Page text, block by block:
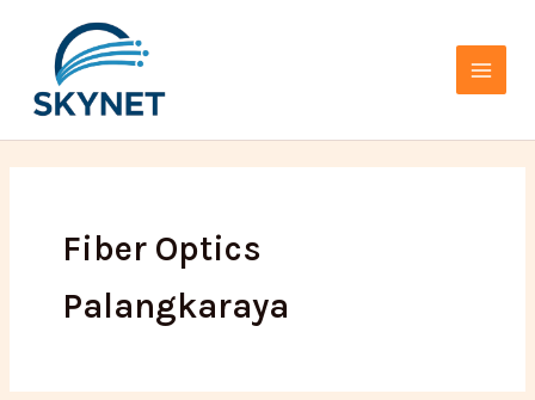
konten
Menu
Fiber Optics
Palangkaraya